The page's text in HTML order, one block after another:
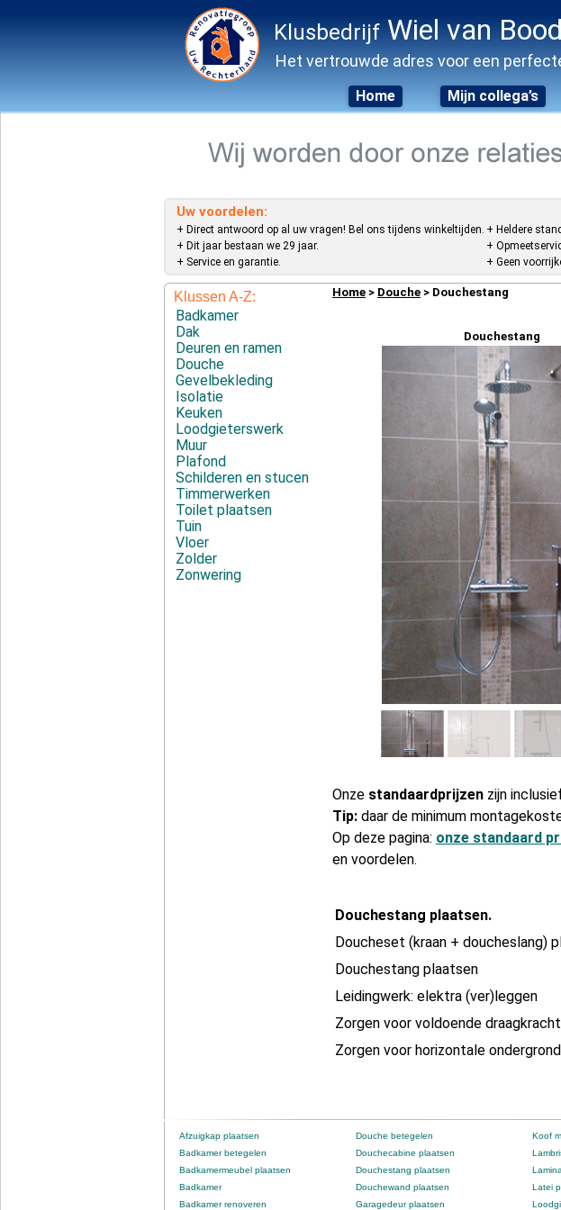
Klusbedrijf Wiel van
Het vertrouwde adres voor een
Home Mijn collega’s
Uw voordelen:
+ Direct antwoord op al uw vragen! Bel ons tijdens winkeltijden.
+ Dit jaar bestaan we 29 jaar.
+ Service en garantie.
+ Heldere
+
+ Geen
Klussen A-Z:
Badkamer
Dak
Deuren en ramen
Douche
Gevelbekleding
Isolatie
Keuken
Loodgieterswerk
Muur
Plafond
Schilderen en stucen
Timmerwerken
Toilet plaatsen
Tuin
Vloer
Zolder
Zonwering
Home > Douche > Douchestang
Douchestang
Onze standaardprijzen zijn
Tip: daar de minimum
Op deze pagina: onze standaard
en voordelen.
Douchestang plaatsen.
Doucheset (kraan + doucheslang)
Douchestang plaatsen
Leidingwerk: elektra (ver)leggen
Zorgen voor voldoende draagkracht
Zorgen voor horizontale
Afzuigkap plaatsen
Badkamer betegelen
Badkamermeubel plaatsen
Badkamer
Badkamer renoveren
Douche betegelen
Douchecabine plaatsen
Douchestang plaatsen
Douchewand plaatsen
Garagedeur plaatsen
Koof
Latei